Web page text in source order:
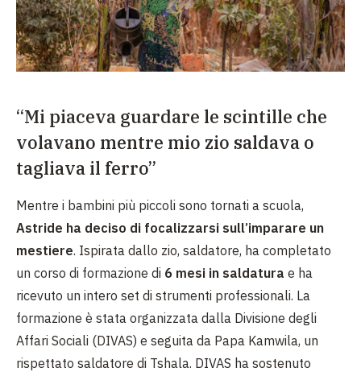
“Mi piaceva guardare le scintille che
volavano mentre mio zio saldava o
tagliava il ferro”
Mentre i bambini più piccoli sono tornati a scuola,
Astride ha deciso di focalizzarsi sull’imparare un
mestiere. Ispirata dallo zio, saldatore, ha completato
un corso di formazione di 6 mesi in saldatura e ha
ricevuto un intero set di strumenti professionali. La
formazione è stata organizzata dalla Divisione degli
Affari Sociali (DIVAS) e seguita da Papa Kamwila, un
rispettato saldatore di Tshala. DIVAS ha sostenuto